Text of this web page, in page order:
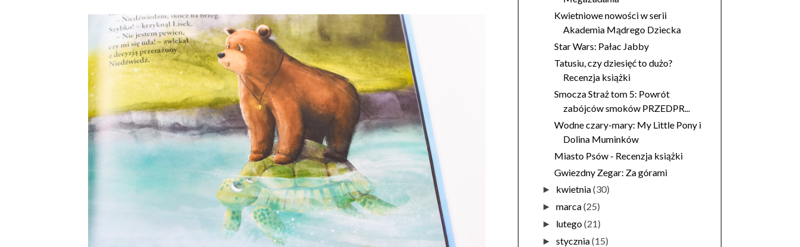
Kwietniowe nowości w serii
Akademia Mądrego Dziecka
Star Wars: Pałac Jabby
Tatusiu, czy dziesięć to dużo?
Recenzja książki
Smocza Straż tom 5: Powrót
zabójców smoków PRZEDPR...
Wodne czary-mary: My Little Pony i
Dolina Muminków
Miasto Psów - Recenzja książki
Gwiezdny Zegar: Za górami
► kwietnia(30)
►marca(25)
► lutego(21)
►stycznia(15)